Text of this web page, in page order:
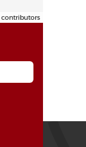
contributors